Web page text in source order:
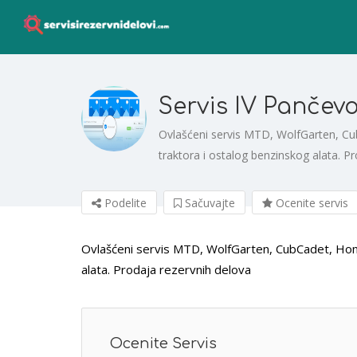
Servis IV Pančevo
Ovlašćeni servis MTD, WolfGarten,
traktora i ostalog benzinskog alata.
Podelite Sačuvajte Ocenite servis
Ovlašćeni servis MTD, WolfGarten, CubCadet,
alata. Prodaja rezervnih delova
Ocenite Servis